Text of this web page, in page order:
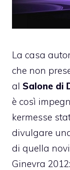
La casa
che non
al Salone di
è così
kermesse
divulgare
di quella
Ginevra